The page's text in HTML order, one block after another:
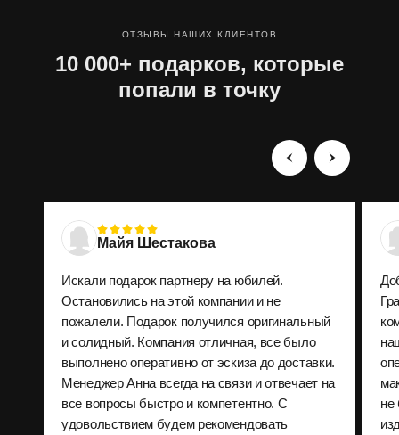
ОТЗЫВЫ НАШИХ КЛИЕНТОВ
10 000+ подарков, которые
попали в точку
Майя Шестакова
Искали подарок партнеру на юбилей.
Остановились на этой компании и не
пожалели. Подарок получился оригинальный
и солидный. Компания отличная, все было
выполнено оперативно от эскиза до доставки.
Менеджер Анна всегда на связи и отвечает на
все вопросы быстро и компетентно. С
удовольствием будем рекомендовать
не